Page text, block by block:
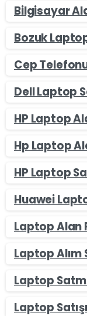
Bilgisayar
Bozuk
Cep
Dell Laptop
HP Laptop
Hp Laptop
HP Laptop
Huawei
Laptop Alan
Laptop Alım
Laptop
Laptop